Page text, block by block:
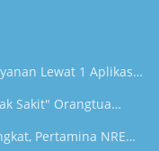
Lewat 1 Aplikasi
Sakit" Orangtua
Kali Angke
Pertamina NRE